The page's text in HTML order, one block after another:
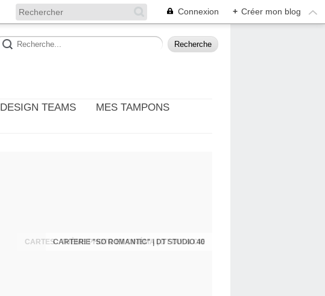
Connexion + Créer mon blog
DESIGN TEAMS
MES TAMPONS
CARTERIE "SO ROMANTIC" | DT STUDIO 40
CARTES : THÈME PHOTO ET CINÉMA | DT DIY & CIE